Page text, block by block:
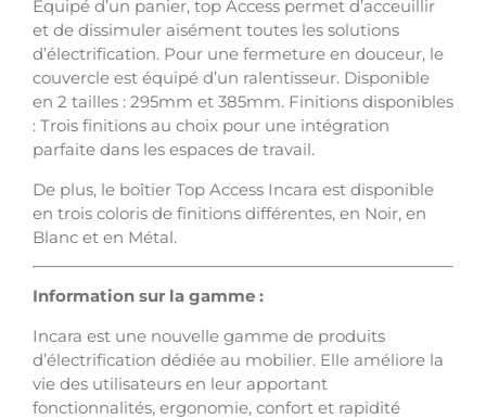
Equipé d’un panier, top Access permet d’acceuillir
et de dissimuler aisément toutes les solutions
d’électrification. Pour une fermeture en douceur, le
couvercle est équipé d’un ralentisseur. Disponible
en 2 tailles : 295mm et 385mm. Finitions disponibles
: Trois finitions au choix pour une intégration
parfaite dans les espaces de travail.
De plus, le boîtier Top Access Incara est disponible
en trois coloris de finitions différentes, en Noir, en
Blanc et en Métal.
Information sur la gamme :
Incara est une nouvelle gamme de produits
d’électrification dédiée au mobilier. Elle améliore la
vie des utilisateurs en leur apportant
fonctionnalités, ergonomie, confort et rapidité